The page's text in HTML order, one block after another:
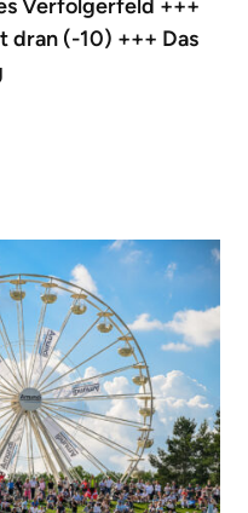
Verfolgerfeld +++
dran (-10) +++ Das